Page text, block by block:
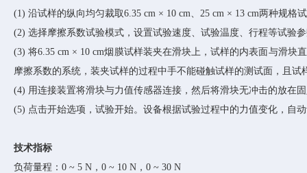
(1) 沿试样的纵向均匀裁取6.35 cm × 10 cm、25 cm × 13 cm两种规
(2) 选择摩擦系数试验模式，设置试验速度、试验温度、行程等试验
(3) 将6.35 cm × 10 cm烟膜试样装夹在滑块上，试样的内表面与滑
摩擦系数的系统，装夹试样的过程中手不能碰触试样的测试面，且试
(4) 用连接装置将滑块与力值传感器连接，然后将滑块无冲击的放在
(5) 点击开始选项，试验开始。设备根据试验过程中的力值变化，自
技术指标
负荷量程： 0 ~ 5 N，0 ~ 10 N，0 ~ 30 N